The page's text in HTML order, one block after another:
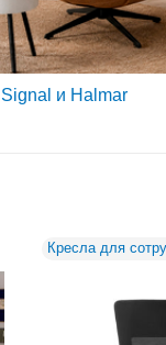
и Halmar
Кресла для